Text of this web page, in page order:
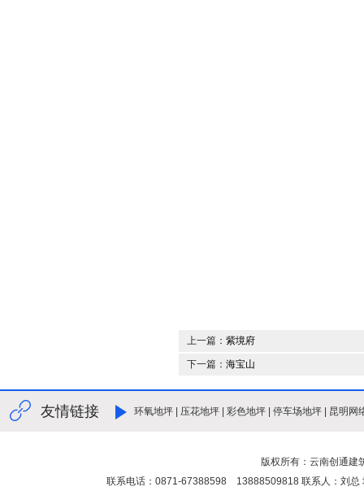
上一篇： 紫境府
下一篇： 海宝山
友情链接 环氧地坪 压花地坪 彩色地坪 停车场地坪 昆明网
版权所有：云南创通建
联系电话：0871-67388598 13888509818 联系人：刘总